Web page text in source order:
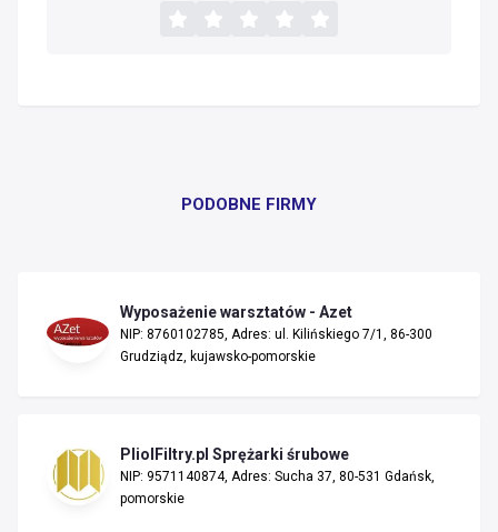
PODOBNE FIRMY
Wyposażenie warsztatów - Azet
NIP: 8760102785, Adres: ul. Kilińskiego 7/1, 86-300
Grudziądz, kujawsko-pomorskie
PliolFiltry.pl Sprężarki śrubowe
NIP: 9571140874, Adres: Sucha 37, 80-531 Gdańsk,
pomorskie